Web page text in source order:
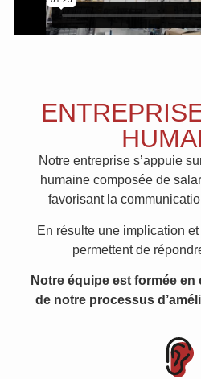
Notre entreprise s’appuie
humaine composée de
favorisant la
En résulte une implication
permettent de
Notre équipe est formée
de notre processus